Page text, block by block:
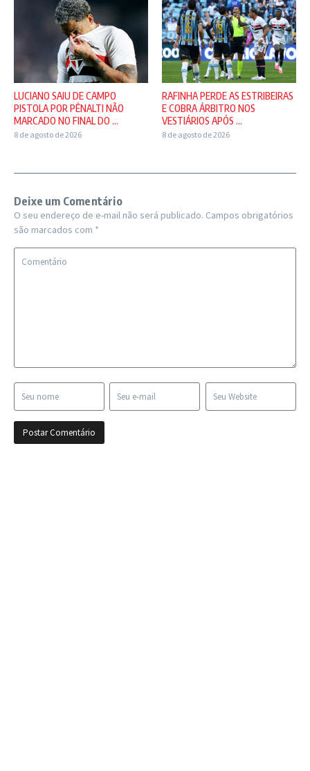
LUCIANO SAIU DE CAMPO
PISTOLA POR PÊNALTI NÃO
MARCADO NO FINAL DO ...
8 de agosto de 2026
RAFINHA PERDE AS ESTRIBEIRAS
E COBRA ÁRBITRO NOS
VESTIÁRIOS APÓS ...
8 de agosto de 2026
Deixe um Comentário
O seu endereço de e-mail não será publicado. Campos obrigatórios
são marcados com *